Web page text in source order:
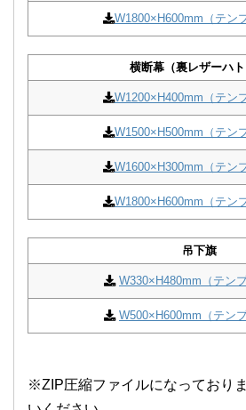
W1800×H600mm（テン
横断幕（裏レザーハト
W1200×H400mm（テン
W1500×H500mm（テン
W1600×H300mm（テン
W1800×H600mm（テン
吊下旗
W330×H480mm（テンプ
W500×H600mm（テンプ
※ZIP圧縮ファイルになっており